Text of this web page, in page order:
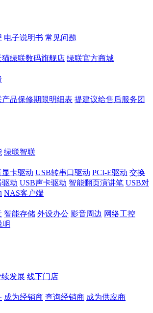
电子说明书 常见问题
猫绿联数码旗舰店 绿联官方商城
产品保修期限明细表 提建议给售后服务团
绿联智联
显卡驱动 USB转串口驱动 PCI-E驱动 交换
驱动 USB声卡驱动 智能翻页演讲笔 USB对
NAS客户端
智能存储 外设办公 影音周边 网络工控
明
续发展 线下门店
成为经销商 查询经销商 成为供应商